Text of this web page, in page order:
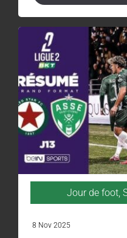
Jour de foot,
8 Nov 2025